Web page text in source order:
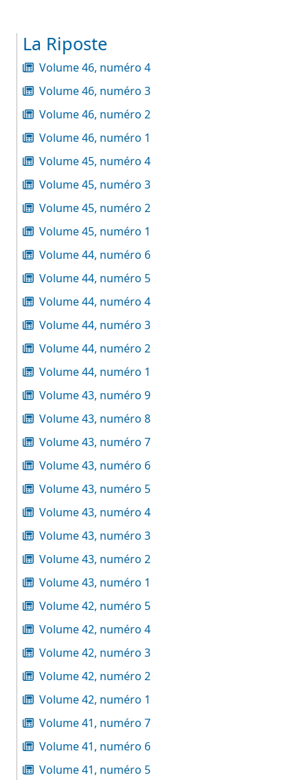
La Riposte
Volume 46, numéro 4
Volume 46, numéro 3
Volume 46, numéro 2
Volume 46, numéro 1
Volume 45, numéro 4
Volume 45, numéro 3
Volume 45, numéro 2
Volume 45, numéro 1
Volume 44, numéro 6
Volume 44, numéro 5
Volume 44, numéro 4
Volume 44, numéro 3
Volume 44, numéro 2
Volume 44, numéro 1
Volume 43, numéro 9
Volume 43, numéro 8
Volume 43, numéro 7
Volume 43, numéro 6
Volume 43, numéro 5
Volume 43, numéro 4
Volume 43, numéro 3
Volume 43, numéro 2
Volume 43, numéro 1
Volume 42, numéro 5
Volume 42, numéro 4
Volume 42, numéro 3
Volume 42, numéro 2
Volume 42, numéro 1
Volume 41, numéro 7
Volume 41, numéro 6
Volume 41, numéro 5